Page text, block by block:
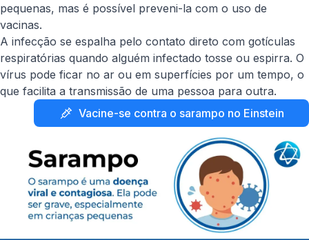
pequenas, mas é possível preveni-la com o uso de
vacinas.
A infecção se espalha pelo contato direto com gotículas
respiratórias quando alguém infectado tosse ou espirra. O
vírus pode ficar no ar ou em superfícies por um tempo, o
que facilita a transmissão de uma pessoa para outra.
Vacine-se contra o sarampo no Einstein